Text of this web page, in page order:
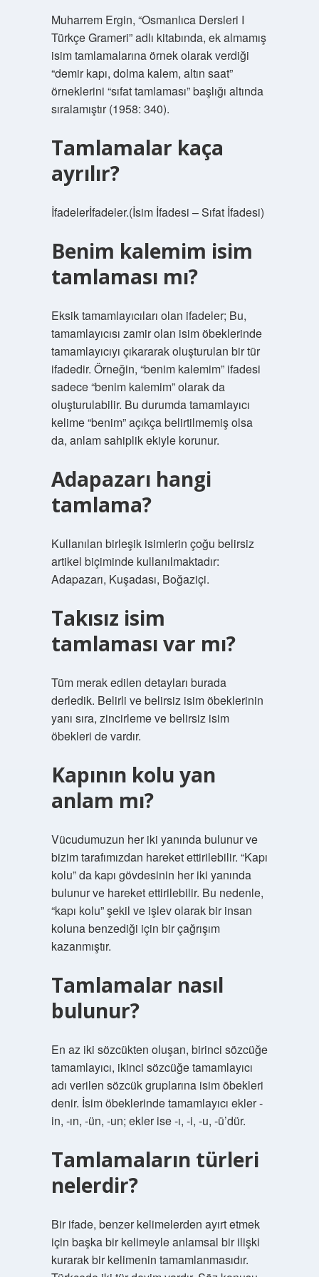
Muharrem Ergin, “Osmanlıca Dersleri I
Türkçe Grameri” adlı kitabında, ek almamış
isim tamlamalarına örnek olarak verdiği
“demir kapı, dolma kalem, altın saat”
örneklerini “sıfat tamlaması” başlığı altında
sıralamıştır (1958: 340).
Tamlamalar kaça
ayrılır?
İfadelerİfadeler.(İsim İfadesi – Sıfat İfadesi)
Benim kalemim isim
tamlaması mı?
Eksik tamamlayıcıları olan ifadeler; Bu,
tamamlayıcısı zamir olan isim öbeklerinde
tamamlayıcıyı çıkararak oluşturulan bir tür
ifadedir. Örneğin, “benim kalemim” ifadesi
sadece “benim kalemim” olarak da
oluşturulabilir. Bu durumda tamamlayıcı
kelime “benim” açıkça belirtilmemiş olsa
da, anlam sahiplik ekiyle korunur.
Adapazarı hangi
tamlama?
Kullanılan birleşik isimlerin çoğu belirsiz
artikel biçiminde kullanılmaktadır:
Adapazarı, Kuşadası, Boğaziçi.
Takısız isim
tamlaması var mı?
Tüm merak edilen detayları burada
derledik. Belirli ve belirsiz isim öbeklerinin
yanı sıra, zincirleme ve belirsiz isim
öbekleri de vardır.
Kapının kolu yan
anlam mı?
Vücudumuzun her iki yanında bulunur ve
bizim tarafımızdan hareket ettirilebilir. “Kapı
kolu” da kapı gövdesinin her iki yanında
bulunur ve hareket ettirilebilir. Bu nedenle,
“kapı kolu” şekil ve işlev olarak bir insan
koluna benzediği için bir çağrışım
kazanmıştır.
Tamlamalar nasıl
bulunur?
En az iki sözcükten oluşan, birinci sözcüğe
tamamlayıcı, ikinci sözcüğe tamamlayıcı
adı verilen sözcük gruplarına isim öbekleri
denir. İsim öbeklerinde tamamlayıcı ekler -
in, -ın, -ün, -un; ekler ise -ı, -i, -u, -ü’dür.
Tamlamaların türleri
nelerdir?
Bir ifade, benzer kelimelerden ayırt etmek
için başka bir kelimeyle anlamsal bir ilişki
kurarak bir kelimenin tamamlanmasıdır.